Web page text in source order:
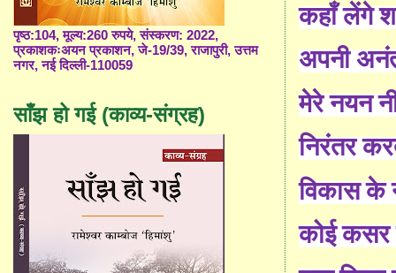
कहाँ लेंगे
अपनी
मेरे नयन
निरंतर
विकास के
कोई कसर
पृष्ठ:104, मूल्य:260 रुपये, संस्करण: 2022,
प्रकाशकःअयन प्रकाशन, जे-19/39, राजापुरी, उत्तम
नगर, नई दिल्ली-110059
साँझ हो गई (काव्य-संग्रह)